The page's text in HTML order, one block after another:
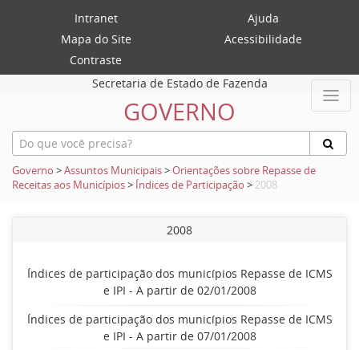
Intranet
Ajuda
Mapa do Site
Acessibilidade
Contraste
Secretaria de Estado de Fazenda
GOVERNO
Governo >Assuntos Municipais>Orientações sobre Repasse de
Receitas aos Municípios> Índices de Participação > 2008
2008
Índices de participação dos municípios Repasse de ICMS
e IPI - A partir de 02/01/2008
Índices de participação dos municípios Repasse de ICMS
e IPI - A partir de 07/01/2008